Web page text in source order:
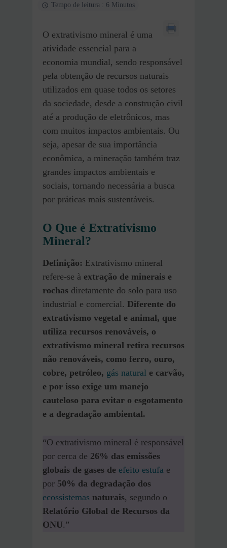
Tempo de leitura : 6 Minutos
O extrativismo mineral é uma
atividade essencial para a
economia mundial, sendo responsável
pela obtenção de recursos naturais
utilizados em quase todos os setores
da sociedade, desde a construção civil
até a produção de eletrônicos, mas
com muitos impactos ambientais. Ou
seja, apesar de sua importância
econômica, a mineração também traz
grandes impactos ambientais e
sociais, tornando necessária a busca
por práticas mais sustentáveis.
O Que é Extrativismo
Mineral?
Definição: Extrativismo mineral
refere-se à extração de minerais e
rochas diretamente do solo para uso
industrial e comercial. Diferente do
extrativismo vegetal e animal, que
utiliza recursos renováveis, o
extrativismo mineral retira recursos
não renováveis, como ferro, ouro,
cobre, petróleo, gás natural e carvão,
e por isso exige um manejo
cauteloso para evitar o esgotamento
e a degradação ambiental.
“O extrativismo mineral é responsável
por cerca de 26% das emissões
globais de gases de efeito estufa e
por 50% da degradação dos
ecossistemas naturais, segundo o
Relatório Global de Recursos da
ONU.”